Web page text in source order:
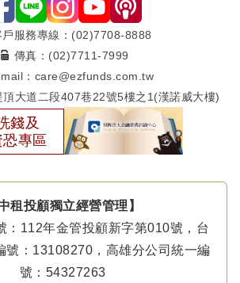
戶服務專線：(02)7708-8888
傳真：(02)7711-7999
：care@ezfunds.com.tw
頂大道二段407巷22號5樓之1(漢諾威大樓)
錢及
專區
中租投顧獨立經營管理】
：112年金管投顧新字第010號，台
號：13108270，高雄分公司統一編
號：54327263